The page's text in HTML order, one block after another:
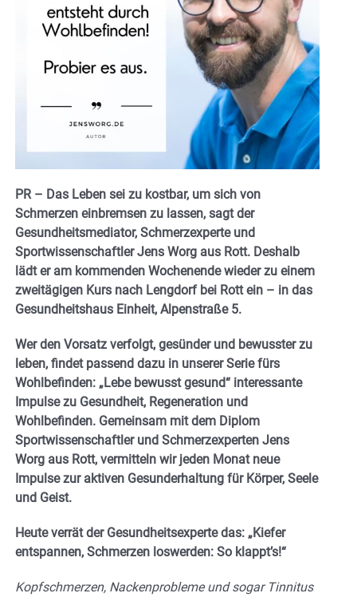
PR – Das Leben sei zu kostbar, um sich von
Schmerzen einbremsen zu lassen, sagt der
Gesundheitsmediator, Schmerzexperte und
Sportwissenschaftler Jens Worg aus Rott. Deshalb
lädt er am kommenden Wochenende wieder zu einem
zweitägigen Kurs nach Lengdorf bei Rott ein – in das
Gesundheitshaus Einheit, Alpenstraße 5.
Wer den Vorsatz verfolgt, gesünder und bewusster zu
leben, findet passend dazu in unserer Serie fürs
Wohlbefinden: „Lebe bewusst gesund“ interessante
Impulse zu Gesundheit, Regeneration und
Wohlbefinden. Gemeinsam mit dem Diplom
Sportwissenschaftler und Schmerzexperten Jens
Worg aus Rott, vermitteln wir jeden Monat neue
Impulse zur aktiven Gesunderhaltung für Körper, Seele
und Geist.
Heute verrät der Gesundheitsexperte das: „Kiefer
entspannen, Schmerzen loswerden: So klappt’s!“
Kopfschmerzen, Nackenprobleme und sogar Tinnitus